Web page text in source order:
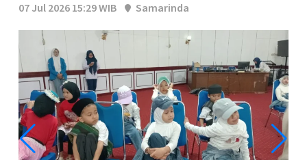
07 Jul 2026 15:29 WIB
Samarinda